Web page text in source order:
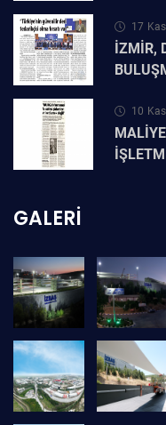
17
İZMİR,
10
GALERI